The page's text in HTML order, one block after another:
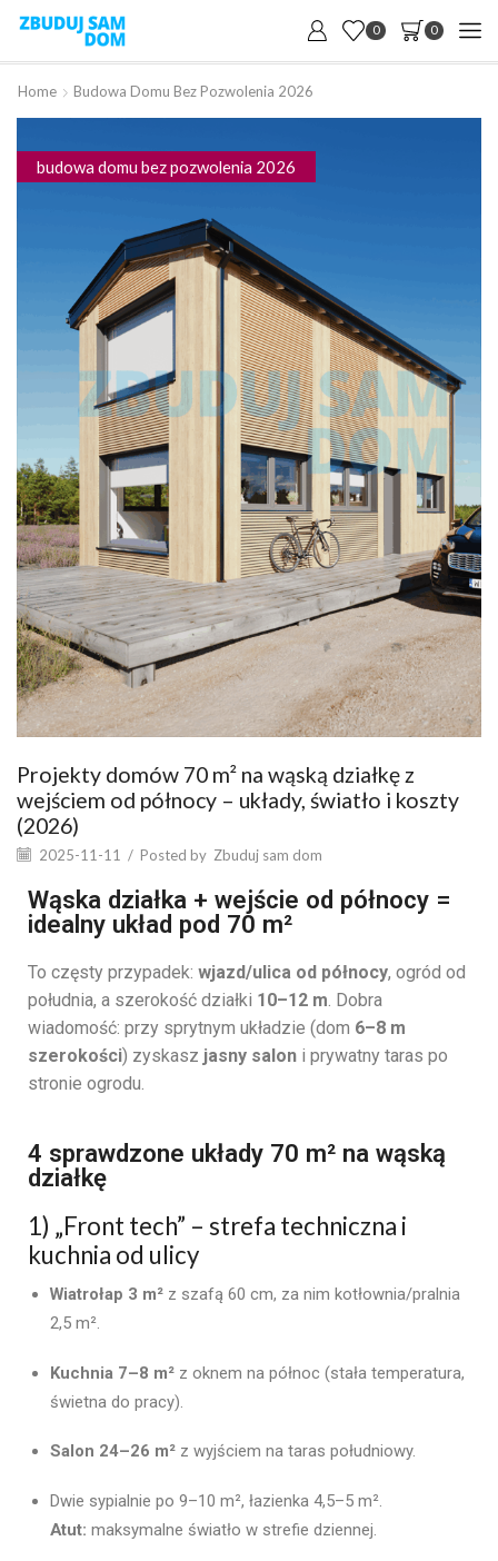
0 0
Home Budowa Domu Bez Pozwolenia 2026
budowa domu bez pozwolenia 2026
Projekty domów 70 m² na wąską działkę z
wejściem od północy – układy, światło i koszty
(2026)
2025-11-11 / Posted by Zbuduj sam dom
Wąska działka + wejście od północy =
idealny układ pod 70 m²
To częsty przypadek: wjazd/ulica od północy, ogród od
południa, a szerokość działki 10–12 m. Dobra
wiadomość: przy sprytnym układzie (dom 6–8 m
szerokości) zyskasz jasny salon i prywatny taras po
stronie ogrodu.
4 sprawdzone układy 70 m² na wąską
działkę
1) „Front tech” – strefa techniczna i
kuchnia od ulicy
Wiatrołap 3 m² z szafą 60 cm, za nim kotłownia/pralnia
2,5 m².
Kuchnia 7–8 m² z oknem na północ (stała temperatura,
świetna do pracy).
Salon 24–26 m² z wyjściem na taras południowy.
Dwie sypialnie po 9–10 m², łazienka 4,5–5 m².
Atut: maksymalne światło w strefie dziennej.